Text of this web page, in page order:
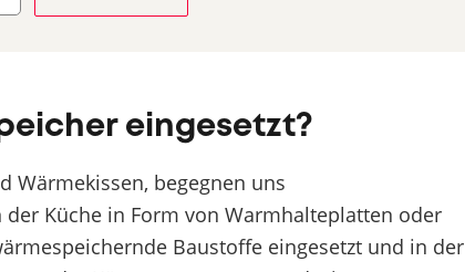
eingesetzt?
Wärmekissen, begegnen uns
Küche in Form von Warmhalteplatten oder
Baustoffe eingesetzt und in der